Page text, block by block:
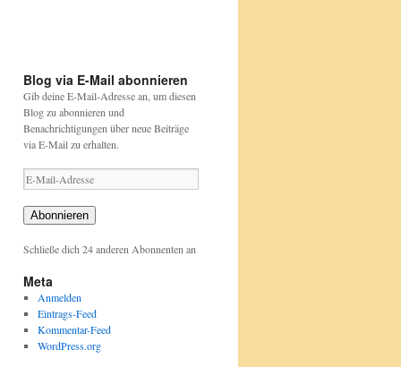
gartenvoegel/index.html gartenvoegel/
Blog via E-Mail abonnieren
Gib deine E-Mail-Adresse an, um diesen
Blog zu abonnieren und
Benachrichtigungen über neue Beiträge
via E-Mail zu erhalten.
E-
Mail-
Adresse
Abonnieren
Schließe dich 24 anderen Abonnenten an
Meta
Anmelden
Eintrags-Feed
Kommentar-Feed
WordPress.org